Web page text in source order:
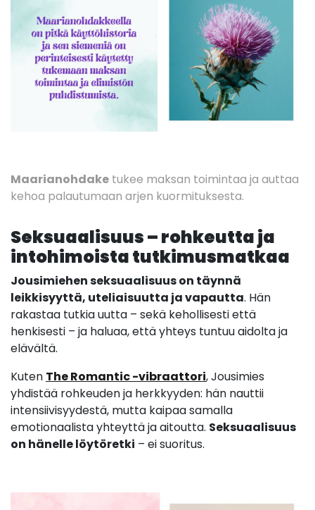
Maarianohdake tukee maksan toimintaa ja auttaa
kehoa palautumaan arjen kuormituksesta.
Seksuaalisuus – rohkeutta ja
intohimoista tutkimusmatkaa
Jousimiehen seksuaalisuus on täynnä
leikkisyyttä, uteliaisuutta ja vapautta. Hän
rakastaa tutkia uutta – sekä kehollisesti että
henkisesti – ja haluaa, että yhteys tuntuu aidolta ja
elävältä.
Kuten The Romantic -vibraattori, Jousimies
yhdistää rohkeuden ja herkkyyden: hän nauttii
intensiivisyydestä, mutta kaipaa samalla
emotionaalista yhteyttä ja aitoutta. Seksuaalisuus
on hänelle löytöretki – ei suoritus.